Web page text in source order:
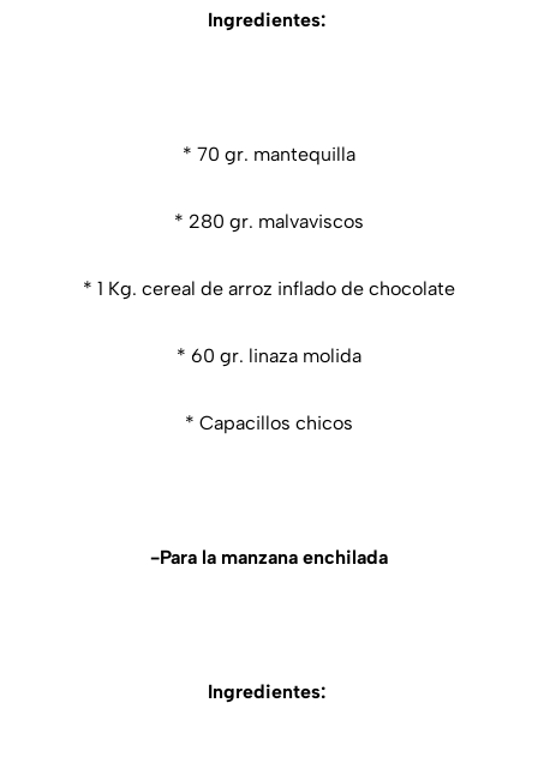
Ingredientes:
* 70 gr. mantequilla
* 280 gr. malvaviscos
* 1 Kg. cereal de arroz inflado de chocolate
* 60 gr. linaza molida
* Capacillos chicos
-Para la manzana enchilada
Ingredientes: